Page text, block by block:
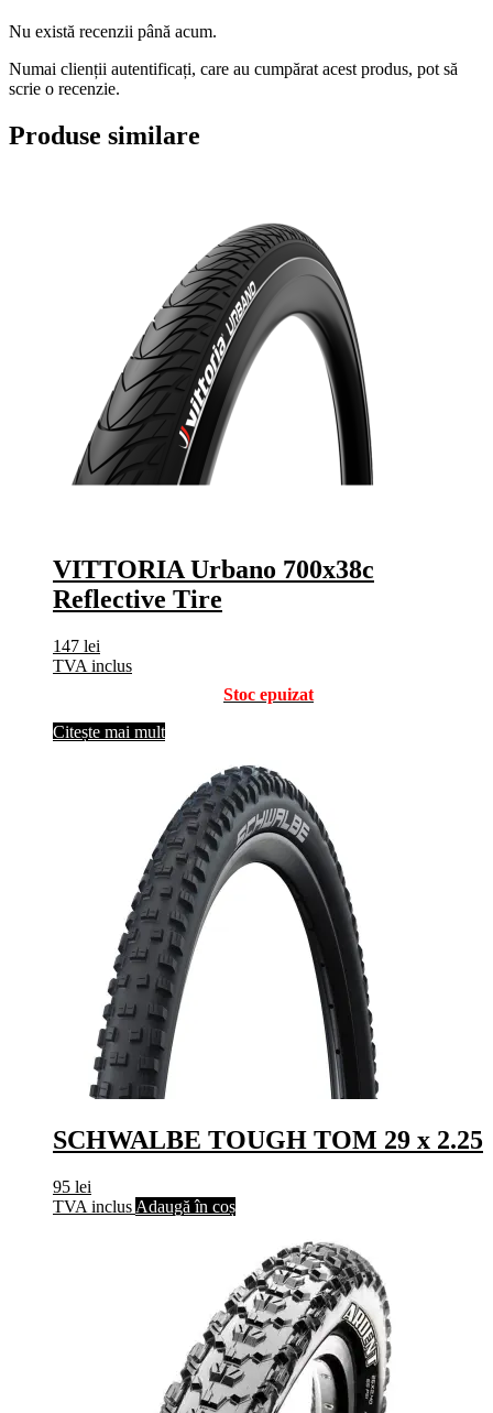
Nu există recenzii până acum.
Numai clienții autentificați, care au cumpărat acest produs, pot să
scrie o recenzie.
Produse similare
VITTORIA Urbano 700x38c
Reflective Tire
147 lei
TVA inclus
Stoc epuizat
Citește mai mult
SCHWALBE TOUGH TOM 29 x 2.25
95 lei
TVA inclus Adaugă în coș